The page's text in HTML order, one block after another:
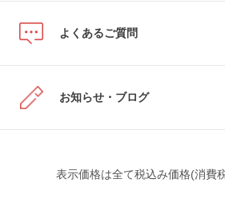
よくあるご質問
お知らせ・ブログ
表示価格は全て税込み価格(消費